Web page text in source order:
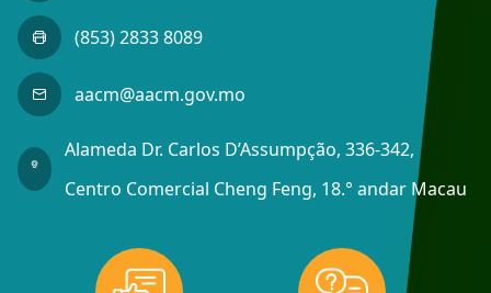
(853) 2833 8089
aacm@aacm.gov.mo
Alameda Dr. Carlos D’Assumpção, 336-342,
Centro Comercial Cheng Feng, 18.° andar Macau